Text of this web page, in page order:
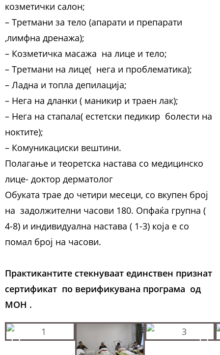
козметички салон;
– Третмани за тело (апарати и препарати
,лимфна дренажа);
– Козметичка масажа на лице и тело;
– Третмани на лице( нега и проблематика);
– Ладна и топла депилација;
– Нега на дланки ( маникир и траен лак);
– Нега на стапала( естетски педикир болести на
ноктите);
– Комуникациски вештини.
Полагање и теоретска настава со медицинско
лице- доктор дерматолог
Обуката трае до четири месеци, со вкупен број
на задолжителни часови 180. Опфаќа групна (
4-8) и индивидуална настава ( 1-3) која е со
помал број на часови.
Практикантите стекнуваат единствен признат
сертификат по верификувана програма од
МОН .